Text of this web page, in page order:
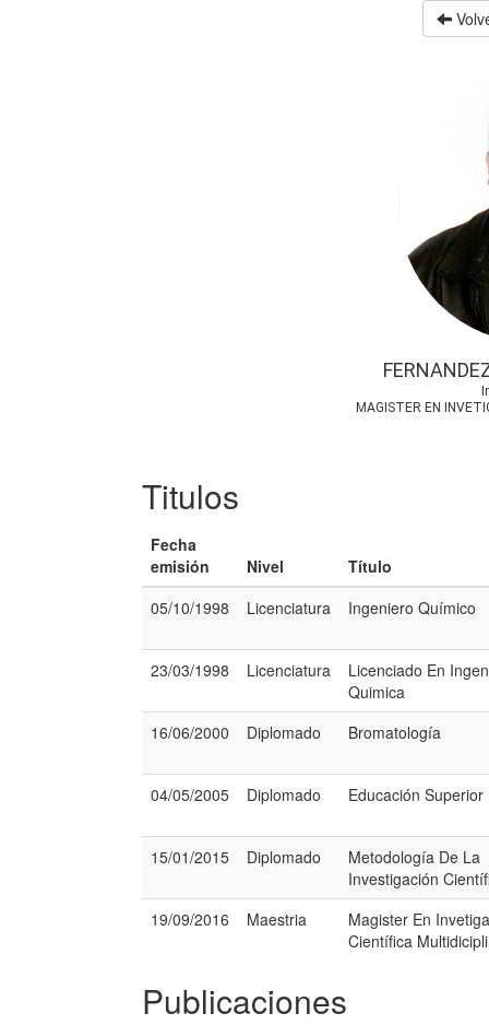
MAGISTER EN
Titulos
Fecha
emisión
Nivel
Título
05/10/1998
Licenciatura Ingeniero Químico
23/03/1998 Licenciatura
Licenciado En
Quimica
16/06/2000
Diplomado Bromatología
04/05/2005 Diplomado Educación Superior
15/01/2015 Diplomado
Metodología De La
Investigación
19/09/2016
Maestria
Magister En
Científica
Publicaciones